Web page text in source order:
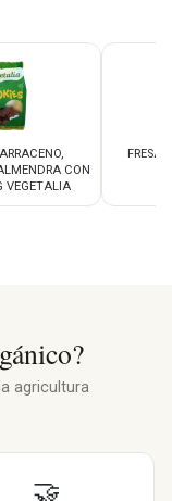
CON
VEGETALIA
agricultura
🤝